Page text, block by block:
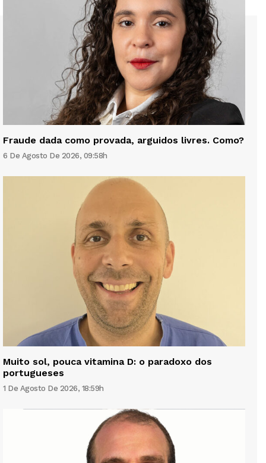
Fraude dada como provada, arguidos livres. Como?
6 De Agosto De 2026, 09:58h
Muito sol, pouca vitamina D: o paradoxo dos
portugueses
1 De Agosto De 2026, 18:59h